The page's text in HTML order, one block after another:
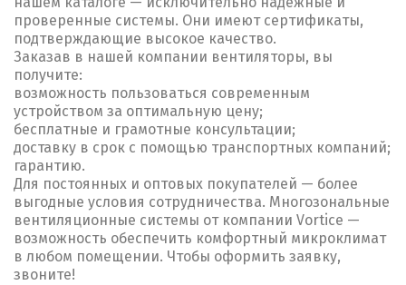
проверенные системы. Они имеют сертификаты,
подтверждающие высокое качество.
Заказав в нашей компании вентиляторы, вы
получите:
возможность пользоваться современным
устройством за оптимальную цену;
бесплатные и грамотные консультации;
доставку в срок с помощью транспортных компаний;
гарантию.
Для постоянных и оптовых покупателей — более
выгодные условия сотрудничества. Многозональные
вентиляционные системы от компании Vortice —
возможность обеспечить комфортный микроклимат
в любом помещении. Чтобы оформить заявку,
звоните!